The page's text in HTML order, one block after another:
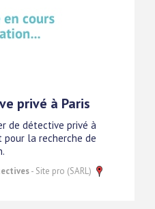
privé à Paris
de détective privé à
pour la recherche de
- Site pro (SARL)